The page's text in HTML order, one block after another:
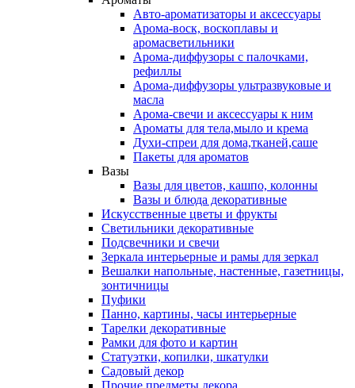
Авто-ароматизаторы и аксессуары
Арома-воск, воскоплавы и
аромасветильники
Арома-диффузоры с палочками,
рефиллы
Арома-диффузоры ультразвуковые и
масла
Арома-свечи и аксессуары к ним
Ароматы для тела,мыло и крема
Духи-спреи для дома,тканей,саше
Пакеты для ароматов
Вазы
Вазы для цветов, кашпо, колонны
Вазы и блюда декоративные
Искусственные цветы и фрукты
Светильники декоративные
Подсвечники и свечи
Зеркала интерьерные и рамы для зеркал
Вешалки напольные, настенные, газетницы,
зонтичницы
Пуфики
Панно, картины, часы интерьерные
Тарелки декоративные
Рамки для фото и картин
Статуэтки, копилки, шкатулки
Садовый декор
Прочие предметы декора